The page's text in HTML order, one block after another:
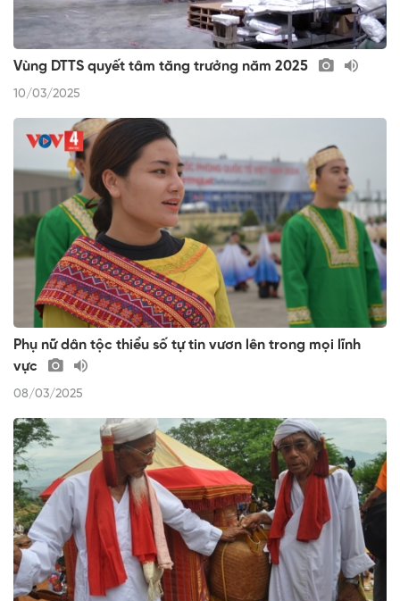
Vùng DTTS quyết tâm tăng trưởng năm 2025
10/03/2025
Phụ nữ dân tộc thiểu số tự tin vươn lên trong mọi lĩnh
vực
08/03/2025